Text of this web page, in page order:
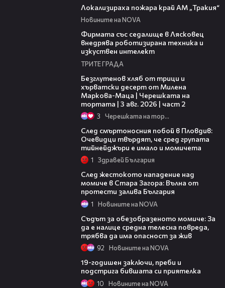
Локализираха пожара край АМ „Тракия“
Новините на NOVA
Фирмата със седалище в Лясковец
внедрява роботизирана техника и
изкуствен интелект
ТРИТЕ ГРАДА
Безглутенов хляб от трици и
хърватски десерт от Милена
Маркова-Маца | Черешката на
тортата | 3 авг. 2026 | част 2
3 Черешката на тортата
След смъртоносния побой в Пловдив:
Очевидци твърдят, че сред групата
тийнейджъри е имало и момичета
1 Здравей България
След жестокото нападение над
момиче в Стара Загора: Вълна от
протести залива България
1 Новините на NOVA
Съдът за обезобразеното момиче: За
да е налице средна телесна повреда,
трябва да има опасност за жив
92 Новините на NOVA
19-годишен заключи, преби и
подстрига бившата си приятелка
10 Новините на NOVA